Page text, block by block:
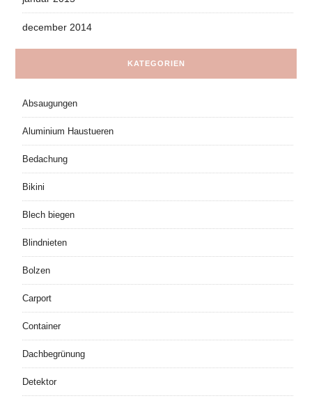
december 2014
KATEGORIEN
Absaugungen
Aluminium Haustueren
Bedachung
Bikini
Blech biegen
Blindnieten
Bolzen
Carport
Container
Dachbegrünung
Detektor